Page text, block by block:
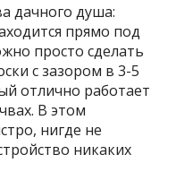
дачного душа:
прямо под
просто сделать
с зазором в 3-5
отлично работает
В этом
нигде не
никаких